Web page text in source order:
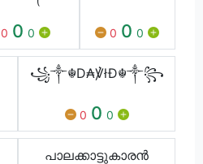
0 0 0 0 0 0
꧁༒☬Ⅾ₳℣łĐ☬༒꧂
0 0 0
പാലക്കാട്ടുകാരൻ